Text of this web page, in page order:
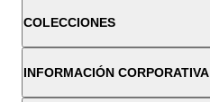
COLECCIONES
INFORMACIÓN CORPORATIVA